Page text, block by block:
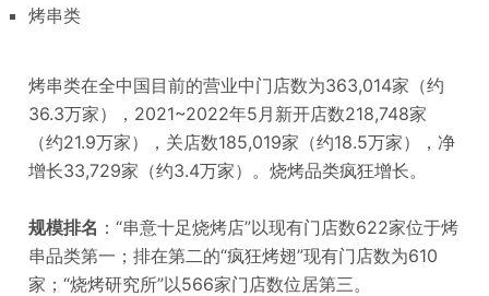
烤串类
烤串类在全中国目前的营业中门店数为363,014家（约
36.3万家），2021~2022年5月新开店数218,748家
（约21.9万家），关店数185,019家（约18.5万家），净
增长33,729家（约3.4万家）。烧烤品类疯狂增长。
规模排名 ：“串意十足烧烤店”以现有门店数622家位于烤
串品类第一；排在第二的“疯狂烤翅”现有门店数为610
家；“烧烤研究所”以566家门店数位居第三。